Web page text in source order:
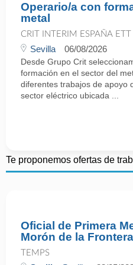
Operario/a con
metal
CRIT INTERIM ESPAÑA ETT
Sevilla 06/08/2026
Desde Grupo Crit
formación en el sector del
diferentes trabajos de apoyo
sector eléctrico ubicada ...
Te proponemos ofertas de
Oficial de Primera
Morón de la Frontera
TEMPS